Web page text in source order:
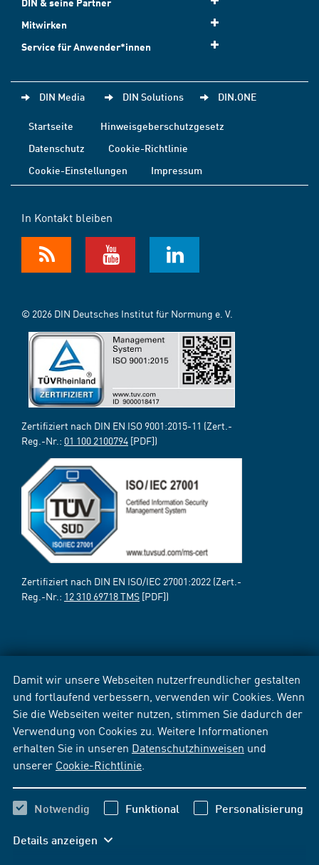
Damit wir unsere Webseiten nutzerfreundlicher gestalten
und fortlaufend verbessern, verwenden wir Cookies. Wenn
Sie die Webseiten weiter nutzen, stimmen Sie dadurch der
Verwendung von Cookies zu. Weitere Informationen
erhalten Sie in unseren Datenschutzhinweisen und
unserer Cookie-Richtlinie
Notwendig Funktional Personalisierung
Details anzeigen
Mitwirken
Service für Anwender*innen
DIN Media DIN Solutions DIN.ONE
Startseite
Hinweisgeberschutzgesetz
Datenschutz
Cookie-Richtlinie
Cookie-Einstellungen
Impressum
In Kontakt bleiben
© 2026 DIN Deutsches Institut für Normung e. V.
Zertifiziert nach DIN EN ISO 9001:2015-11 (Zert.-
Reg.-Nr.: 01 100 2100794 [PDF])
Zertifiziert nach DIN EN ISO/IEC 27001:2022 (Zert.-
Reg.-Nr.: 12 310 69718 TMS [PDF])